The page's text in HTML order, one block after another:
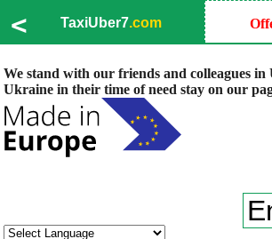
< TaxiUber7.com
We stand with our friends and colleagues
Ukraine in their time of need stay on our